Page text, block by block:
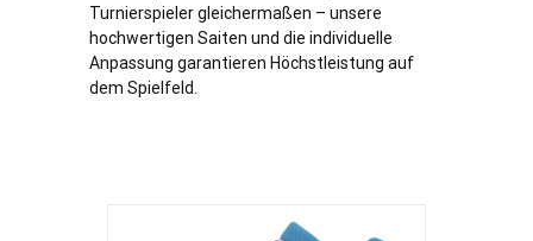
Turnierspieler gleichermaßen – unsere
hochwertigen Saiten und die individuelle
Anpassung garantieren Höchstleistung auf
dem Spielfeld.